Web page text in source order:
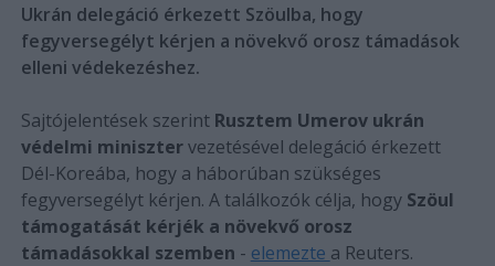
Ukrán delegáció érkezett Szöulba, hogy
fegyversegélyt kérjen a növekvő orosz támadások
elleni védekezéshez.
Sajtójelentések szerintRusztem Umerov ukrán
védelmi minisztervezetésével delegáció érkezett
Dél-Koreába, hogy a háborúban szükséges
fegyversegélyt kérjen. A találkozók célja, hogySzöul
támogatását kérjék a növekvő orosz
támadásokkal szemben - elemezte a Reuters.